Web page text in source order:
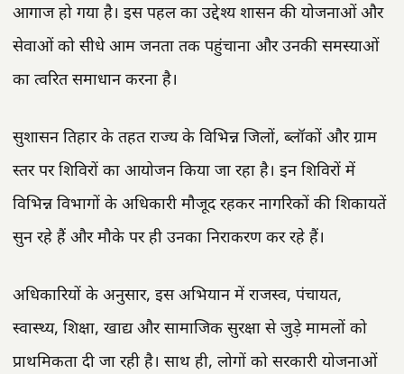
आगाज हो गया है। इस पहल का उद्देश्य शासन की योजनाओं और
सेवाओं को सीधे आम जनता तक पहुंचाना और उनकी समस्याओं
का त्वरित समाधान करना है।
सुशासन तिहार के तहत राज्य के विभिन्न जिलों, ब्लॉकों और ग्राम
स्तर पर शिविरों का आयोजन किया जा रहा है। इन शिविरों में
विभिन्न विभागों के अधिकारी मौजूद रहकर नागरिकों की शिकायतें
सुन रहे हैं और मौके पर ही उनका निराकरण कर रहे हैं।
अधिकारियों के अनुसार, इस अभियान में राजस्व, पंचायत,
स्वास्थ्य, शिक्षा, खाद्य और सामाजिक सुरक्षा से जुड़े मामलों को
प्राथमिकता दी जा रही है। साथ ही, लोगों को सरकारी योजनाओं